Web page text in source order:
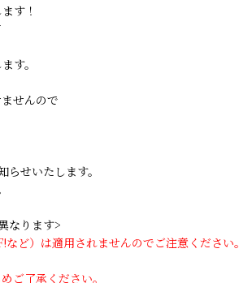
す！
す。
せんので
せいたします。
なります>
ど）は適用されませんのでご注意ください。
ご了承ください。